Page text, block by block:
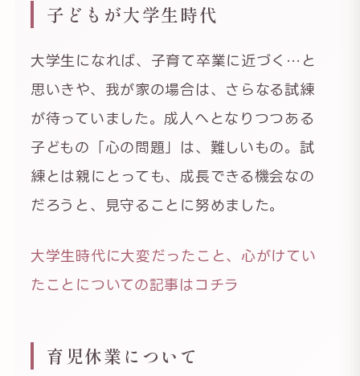
子どもが大学生時代
大学生になれば、子育て卒業に近づく…と
思いきや、我が家の場合は、さらなる試練
が待っていました。成人へとなりつつある
子どもの「心の問題」は、難しいもの。試
練とは親にとっても、成長できる機会なの
だろうと、見守ることに努めました。
大学生時代に大変だったこと、心がけてい
たことについての記事はコチラ
育児休業について